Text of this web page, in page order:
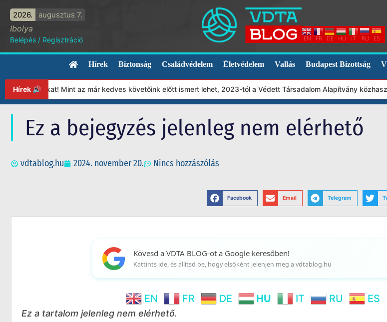
2026. augusztus 7.
Ibolya
Belépés / Regisztráció EN FR DE HU IT RU ES
Hírek Biztonság Családvédelem Életvédelem Vallás Budapest Bizottság
Hírek 🔊 Mint az már kedves követőink előtt ismert lehet, 2023-tól a Védett Társadalom Alapítvány
Ez a bejegyzés jelenleg nem elérhető
vdtablog.hu 2024. november 20. Nincs hozzászólás
Facebook Email Telegram
Kövesd a VDTA BLOG-ot a Google keresőben!
Kattints ide, és állítsd be, hogy elsőként jelenjen meg a vdtablog.hu
EN FR DE HU IT RU ES
Ez a tartalom jelenleg nem elérhető.